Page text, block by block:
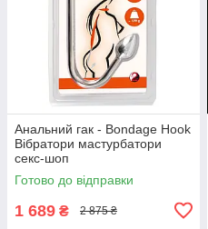
Анальний гак - Bondage Hook
Вібратори мастурбатори
секс-шоп
Готово до відправки
1 689 ₴ 2 875 ₴